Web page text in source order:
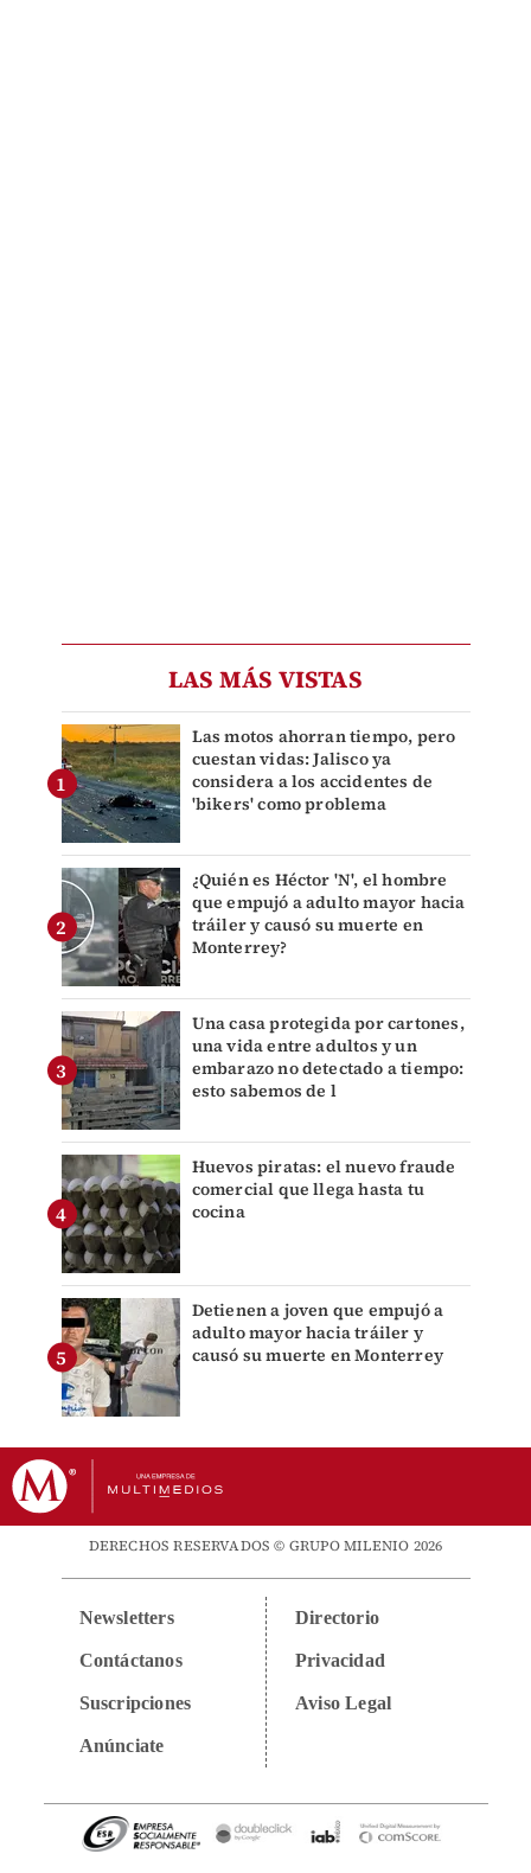
LAS MÁS VISTAS
Las motos ahorran tiempo, pero
cuestan vidas: Jalisco ya
considera a los accidentes de
'bikers' como problema
¿Quién es Héctor 'N', el hombre
que empujó a adulto mayor hacia
tráiler y causó su muerte en
Monterrey?
Una casa protegida por cartones,
una vida entre adultos y un
embarazo no detectado a tiempo:
esto sabemos de l
Huevos piratas: el nuevo fraude
comercial que llega hasta tu
cocina
Detienen a joven que empujó a
adulto mayor hacia tráiler y
causó su muerte en Monterrey
DERECHOS RESERVADOS © GRUPO MILENIO 2026
Newsletters
Contáctanos
Suscripciones
Anúnciate
Directorio
Privacidad
Aviso Legal